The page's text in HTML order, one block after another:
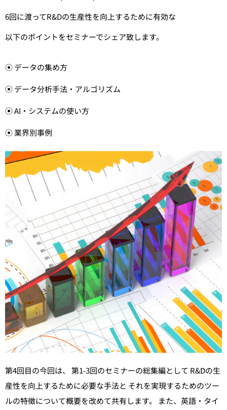
6回に渡ってR&Dの生産性を向上するために有効な
以下のポイントをセミナーでシェア致します。
⦿ データの集め方
⦿ データ分析手法・アルゴリズム
⦿ AI・システムの使い方
⦿ 業界別事例
第4回目の今回は、 第1-3回のセミナーの総集編として R&Dの生
産性を向上するために必要な手法と それを実現するためのツー
ルの特徴について概要を改めて共有します。 また、英語・タイ